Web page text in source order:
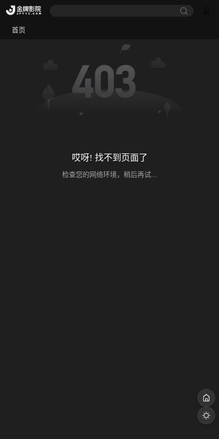
首页
哎呀! 找不到页面了
检查您的网络环境，稍后再试...